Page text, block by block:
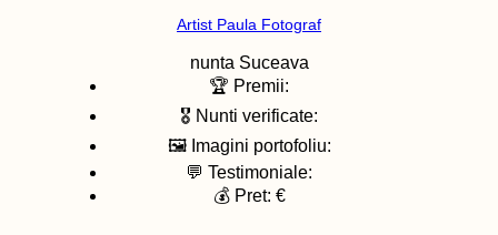
Artist Paula Fotograf
nunta Suceava
🏆 Premii:
🎖️ Nunti verificate:
🖼️ Imagini portofoliu:
💬 Testimoniale:
💰 Pret: €